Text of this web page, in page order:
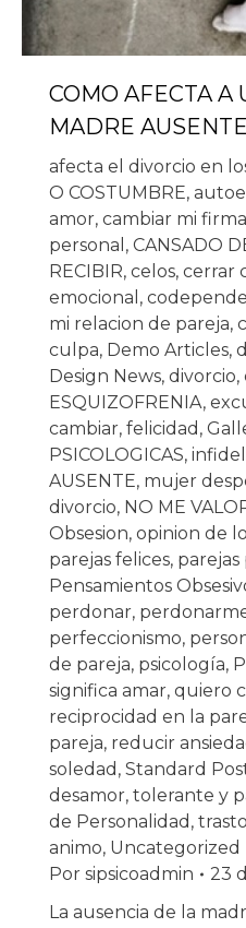
COMO AFECTA A
MADRE
afecta el divorcio en
O COSTUMBRE,
amor, cambiar mi
personal , CANSADO
RECIBIR, celos, cerrar
emocional ,
mi relacion de pareja,
culpa, Demo Articles,
Design News, divorcio,
ESQUIZOFRENIA,
cambiar, felicidad ,
PSICOLOGICAS,
AUSENTE, mujer
divorcio, NO ME
Obsesion, opinion de
parejas felices,
Pensamientos
perdonar,
perfeccionismo,
de pareja, psicología,
significa amar, quiero
reciprocidad en la
pareja, reducir
soledad , Standard
desamor, tolerante y
de Personalidad ,
animo, Uncategorized
Por sipsicoadmin
23
La ausencia de la